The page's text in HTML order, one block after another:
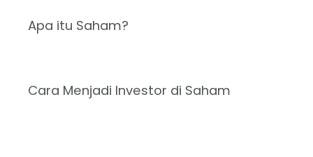
Apa itu Saham?
Cara Menjadi Investor di Saham